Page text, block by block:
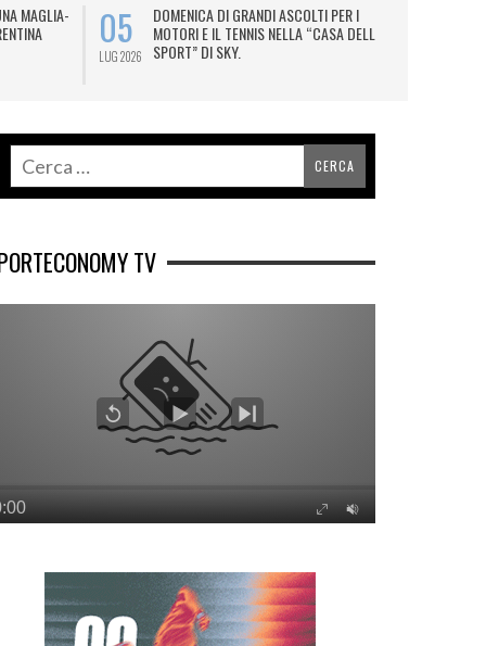
MAGLIA-
05
LUG 2026
DOMENICA DI GRANDI ASCOLTI PER I
MOTORI E IL TENNIS NELLA “CASA DELLO
SPORT” DI SKY.
TV